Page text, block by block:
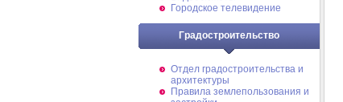
Городское телевидение
Градостроительство
Отдел градостроительства и
архитектуры
Правила землепользования и